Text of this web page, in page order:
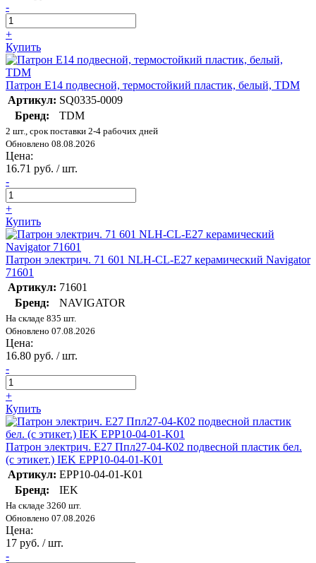
-
+
Купить
Патрон Е14 подвесной, термостойкий пластик, белый, TDM
Артикул: SQ0335-0009
Бренд:
TDM
2 шт., срок поставки 2-4 рабочих дней
Обновлено 08.08.2026
Цена:
16.71 руб. / шт.
-
+
Купить
Патрон электрич. 71 601 NLH-CL-E27 керамический Navigator
71601
Артикул: 71601
Бренд:
NAVIGATOR
На складе 835 шт.
Обновлено 07.08.2026
Цена:
16.80 руб. / шт.
-
+
Купить
Патрон электрич. E27 Ппл27-04-К02 подвесной пластик бел.
(с этикет.) IEK EPP10-04-01-K01
Артикул: EPP10-04-01-K01
Бренд:
IEK
На складе 3260 шт.
Обновлено 07.08.2026
Цена:
17 руб. / шт.
-